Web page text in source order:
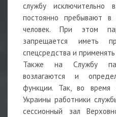
службу исключительно
постоянно пребывают
человек. При этом
запрещается иметь
спецсредства и применять
Также на Службу
возлагаются и
функции. Так, во время
Украины работники
сессионный зал